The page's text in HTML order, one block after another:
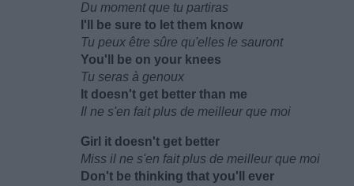
Du moment que tu partiras
I'll be sure to let them know
Tu peux être sûre qu'elles le sauront
You'll be on your knees
Tu seras à genoux
It doesn't get better than me
Il ne s'en fait plus de meilleur que moi
Girl it doesn't get better
Miss il ne s'en fait plus de meilleur que moi
Don't be thinking that you'll ever